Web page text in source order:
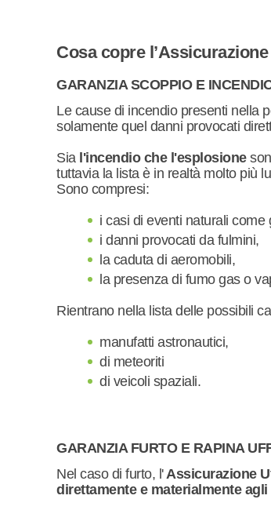
Cosa copre
GARANZIA SCOPPIO E
Le cause di incendio presenti nella
solamente quel danni provocati
Sia l'incendio che l'esplosione
tuttavia la lista è in realtà molto più
Sono compresi:
i casi di eventi naturali come
i danni provocati da fulmini,
la caduta di aeromobili,
la presenza di fumo gas o
Rientrano nella lista delle possibili
manufatti astronautici,
di meteoriti
di veicoli spaziali.
GARANZIA FURTO E RAPINA
Nel caso di furto, l'Assicurazione
direttamente e materialmente